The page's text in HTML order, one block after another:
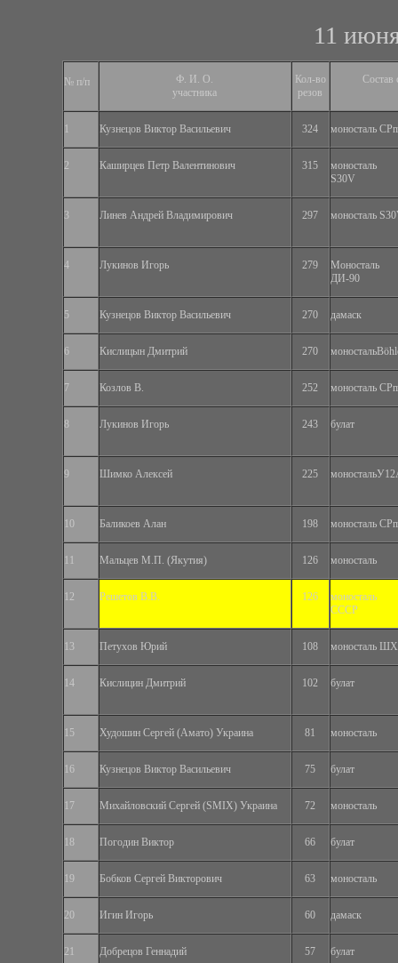
11
№ п/п
Ф. И. О.
участника
Кол-во
резов
Состав
1 Кузнецов Виктор Васильевич 324 моносталь
2 Каширцев Петр Валентинович 315
моносталь
S30V
3 Линев Андрей Владимирович 297 моносталь
4 Лукинов Игорь 279
Моносталь
ДИ-90
5 Кузнецов Виктор Васильевич 270 дамаск
6 Кислицын Дмитрий 270
7 Козлов В. 252 моносталь
8 Лукинов Игорь 243 булат
9 Шимко Алексей 225
10 Баликоев Алан 198 моносталь
11 Мальцев М.П. (Якутия) 126 моносталь
12 Решетов В.В. 126
моносталь
СССР
13 Петухов Юрий 108 моносталь
14 Кислицин Дмитрий 102 булат
15 Худошин Сергей (Амато) Украина 81 моносталь
16 Кузнецов Виктор Васильевич 75 булат
17 Михайловский Сергей (SMIX) Украина 72 моносталь
18 Погодин Виктор 66 булат
19 Бобков Сергей Викторович 63 моносталь
20 Игин Игорь 60 дамаск
21 Добрецов Геннадий 57 булат